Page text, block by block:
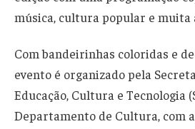
música, cultura popular e muita
Com bandeirinhas coloridas e
evento é organizado pela
Educação, Cultura e Tecnologia
Departamento de Cultura, com